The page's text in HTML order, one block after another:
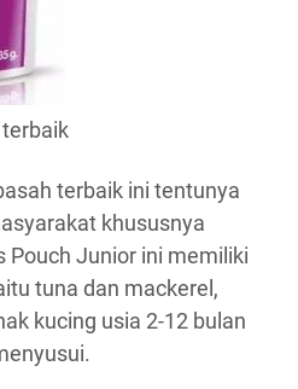
terbaik ini tentunya
khususnya
Pouch Junior ini memiliki
tuna dan mackerel,
kucing usia 2-12 bulan